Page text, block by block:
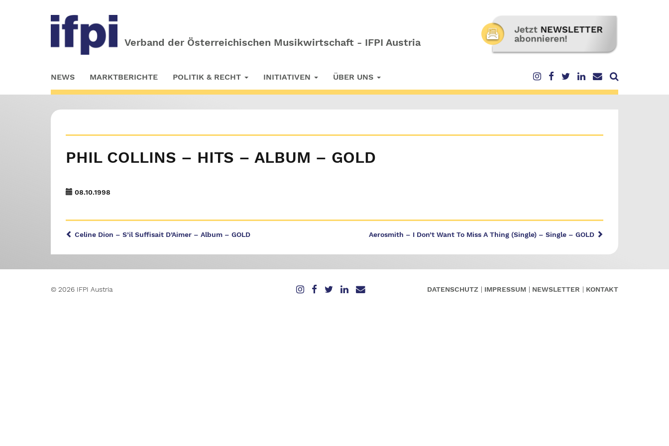
Verband der Österreichischen Musikwirtschaft - IFPI Austria
to
main
NEWS MARKTBERICHTE POLITIK & RECHT INITIATIVEN ÜBER UNS
PHIL COLLINS – HITS – ALBUM – GOLD
08.10.1998
Aerosmith – I Don’t Want To Miss A Thing (Single) – Single – GOLD
Celine Dion – S’il Suffisait D’Aimer – Album – GOLD
© 2026 IFPI Austria DATENSCHUTZ IMPRESSUM NEWSLETTER KONTAKT